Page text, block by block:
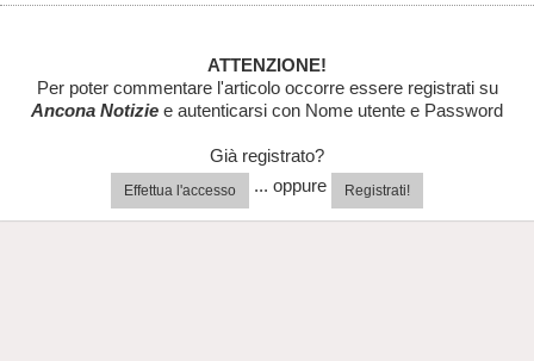
ATTENZIONE!
Per poter commentare l'articolo occorre essere registrati su
Ancona Notizie e autenticarsi con Nome utente e Password
Già registrato?
Effettua l'accesso ... oppure Registrati!